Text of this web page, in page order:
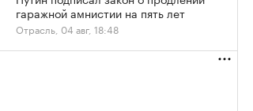
гаражной амнистии на пять лет
Отрасль, 04 авг, 18:48